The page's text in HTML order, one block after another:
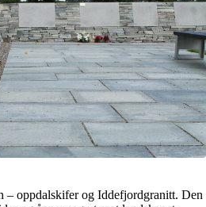
– oppdalskifer og Iddefjordgranitt. Den